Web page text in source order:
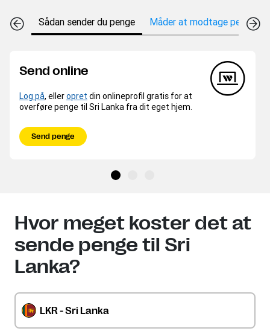
Sådan sender du penge Måder at modtage penge på
Send online
Log på, elleropret din onlineprofil gratis for at
overføre penge til Sri Lanka fra dit eget hjem.
Send penge
Hvor meget koster det at
sende penge til Sri
Lanka?
LKR - Sri Lanka